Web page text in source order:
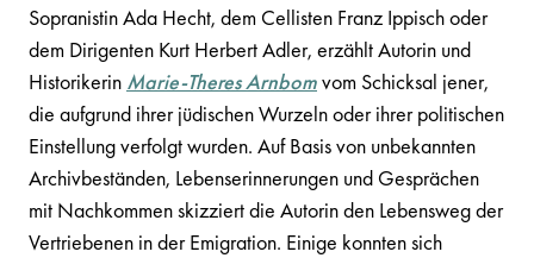
Sopranistin Ada Hecht, dem Cellisten Franz Ippisch oder
dem Dirigenten Kurt Herbert Adler, erzählt Autorin und
Historikerin Marie-Theres Arnbomvom Schicksal jener,
die aufgrund ihrer jüdischen Wurzeln oder ihrer politischen
Einstellung verfolgt wurden. Auf Basis von unbekannten
Archivbeständen, Lebenserinnerungen und Gesprächen
mit Nachkommen skizziert die Autorin den Lebensweg der
Vertriebenen in der Emigration. Einige konnten sich